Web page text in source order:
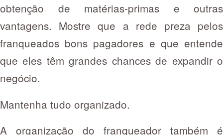
obtenção de matérias-primas e outras
vantagens. Mostre que a rede preza pelos
franqueados bons pagadores e que entende
que eles têm grandes chances de expandir o
negócio.
Mantenha tudo organizado.
A organização do franqueador também é